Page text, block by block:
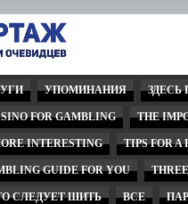
УПОМИНАНИЯ
FOR GAMBLING THE
INTERESTING TIPS FOR A
GUIDE FOR YOU
СЛЕДУЕТ ШИТЬ ВСЕ